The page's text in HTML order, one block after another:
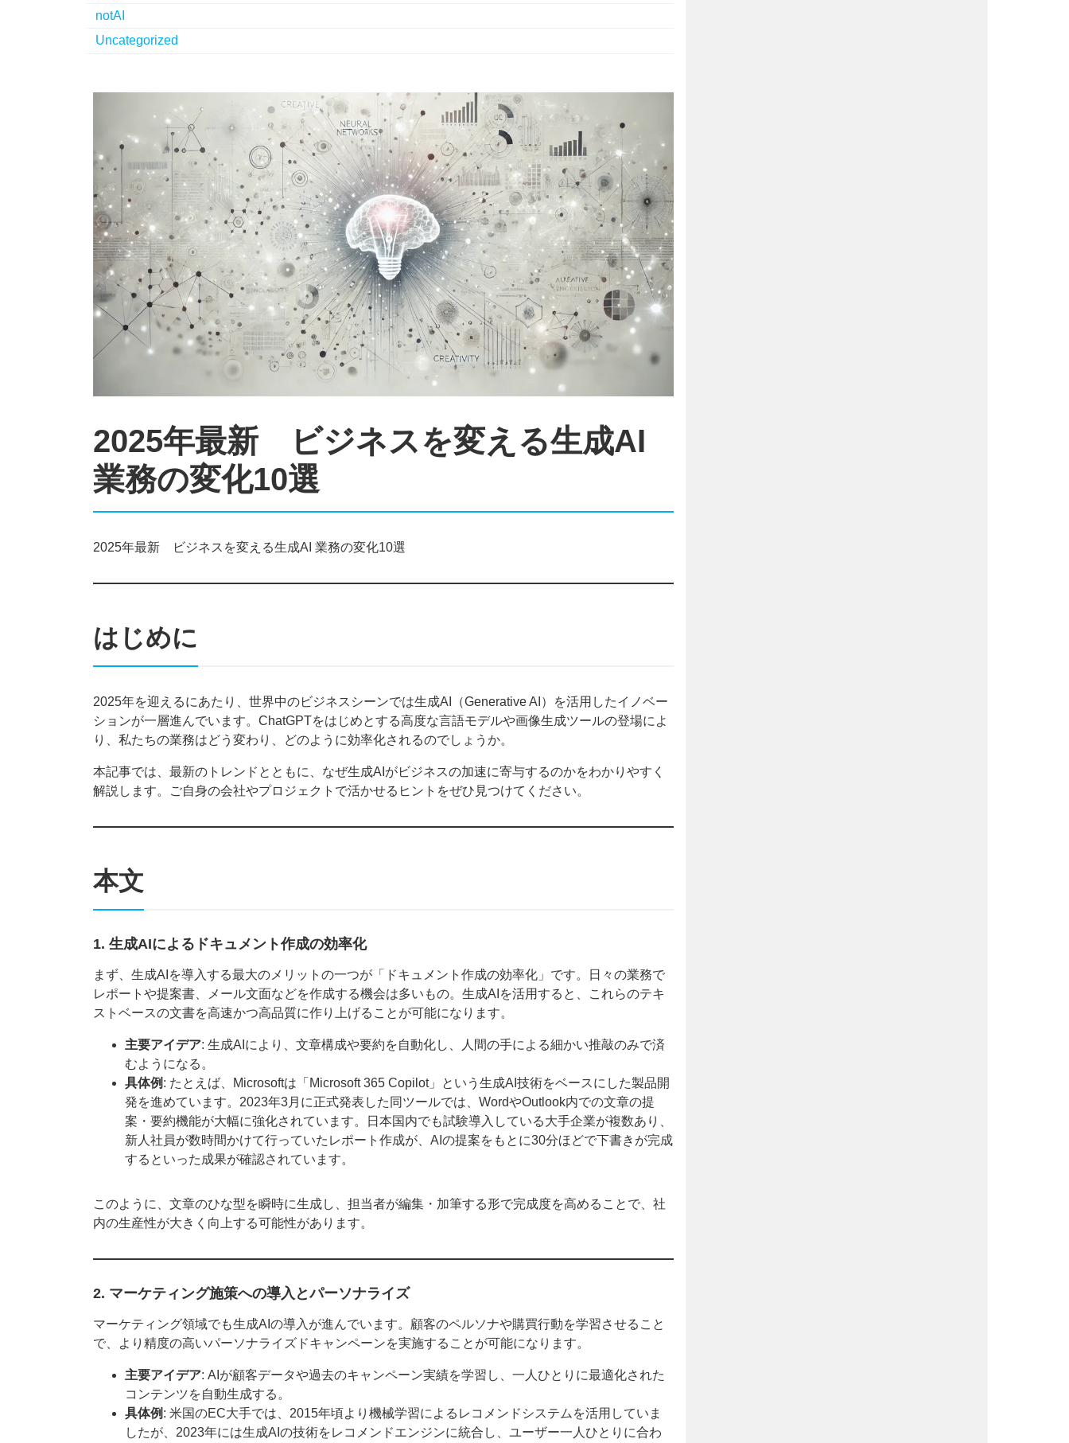
notAI
Uncategorized
2025年最新 ビジネスを変える生成AI
業務の変化10選
2025年最新 ビジネスを変える生成AI 業務の変化10選
はじめに
2025年を迎えるにあたり、世界中のビジネスシーンでは生成AI（Generative AI）を活用したイノベー
ションが一層進んでいます。ChatGPTをはじめとする高度な言語モデルや画像生成ツールの登場によ
り、私たちの業務はどう変わり、どのように効率化されるのでしょうか。
本記事では、最新のトレンドとともに、なぜ生成AIがビジネスの加速に寄与するのかをわかりやすく
解説します。ご自身の会社やプロジェクトで活かせるヒントをぜひ見つけてください。
本文
1. 生成AIによるドキュメント作成の効率化
まず、生成AIを導入する最大のメリットの一つが「ドキュメント作成の効率化」です。日々の業務で
レポートや提案書、メール文面などを作成する機会は多いもの。生成AIを活用すると、これらのテキ
ストベースの文書を高速かつ高品質に作り上げることが可能になります。
主要アイデア: 生成AIにより、文章構成や要約を自動化し、人間の手による細かい推敲のみで済
むようになる。
具体例 : たとえば、Microsoftは「Microsoft 365 Copilot」という生成AI技術をベースにした製品開
発を進めています。2023年3月に正式発表した同ツールでは、WordやOutlook内での文章の提
案・要約機能が大幅に強化されています。日本国内でも試験導入している大手企業が複数あり、
新人社員が数時間かけて行っていたレポート作成が、AIの提案をもとに30分ほどで下書きが完成
するといった成果が確認されています。
このように、文章のひな型を瞬時に生成し、担当者が編集・加筆する形で完成度を高めることで、社
内の生産性が大きく向上する可能性があります。
2. マーケティング施策への導入とパーソナライズ
マーケティング領域でも生成AIの導入が進んでいます。顧客のペルソナや購買行動を学習させること
で、より精度の高いパーソナライズドキャンペーンを実施することが可能になります。
主要アイデア: AIが顧客データや過去のキャンペーン実績を学習し、一人ひとりに最適化された
コンテンツを自動生成する。
具体例 : 米国のEC大手では、2015年頃より機械学習によるレコメンドシステムを活用していま
したが、2023年には生成AIの技術をレコメンドエンジンに統合し、ユーザー一人ひとりに合わ